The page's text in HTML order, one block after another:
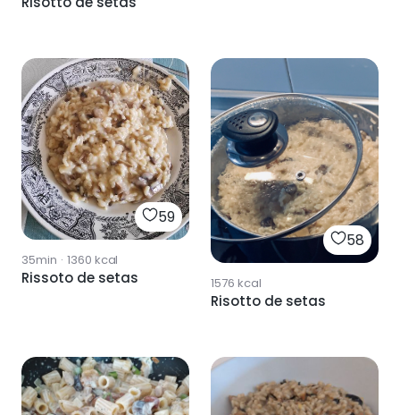
59
35min · 1360 kcal
Rissoto de setas
58
1576 kcal
Risotto de setas